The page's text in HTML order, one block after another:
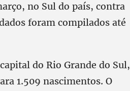
no Sul do país, contra
foram compilados até
do Rio Grande do Sul,
1.509 nascimentos. O